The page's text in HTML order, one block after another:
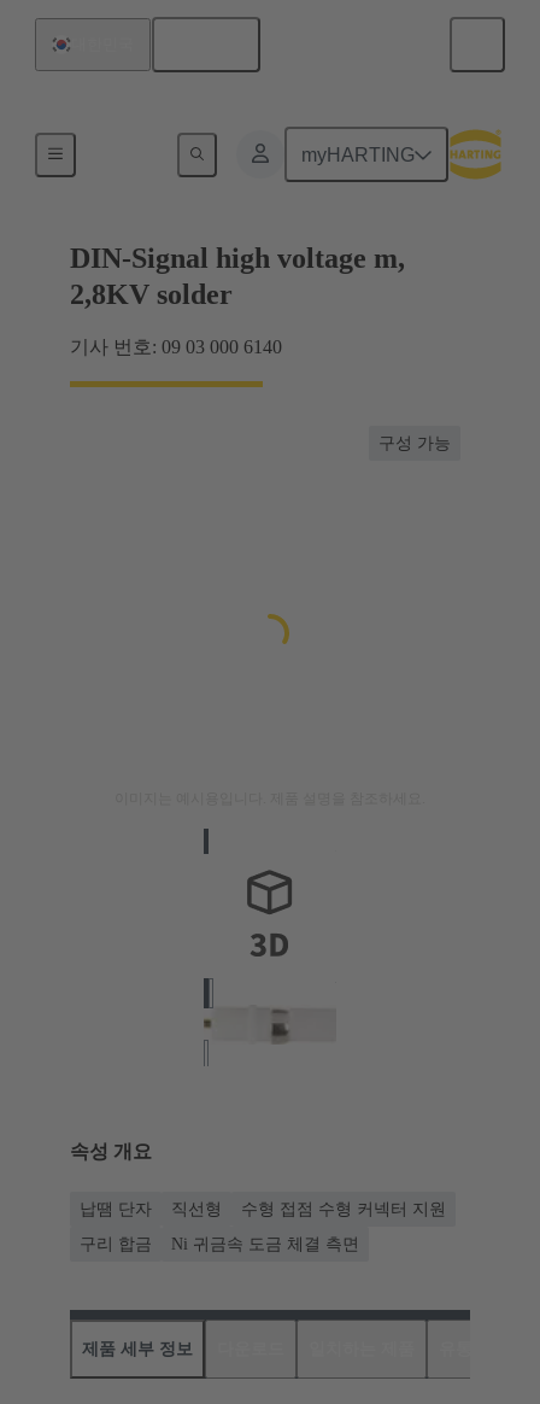
myHARTING
DIN-Signal high voltage m,
2,8KV solder
기사 번호: 09 03 000 6140
구성 가능
속성 개요
납땜 단자 직선형
수형 접점 수형 커넥터 지원
구리 합금
Ni 귀금속 도금 체결 측면
제품 세부 정보